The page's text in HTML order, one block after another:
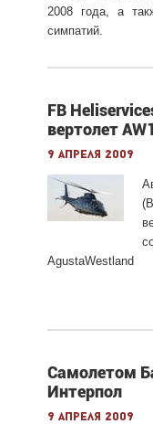
2008 года, а
симпатий.
FB
вертолет
9 апреля 2009
AgustaWestland
Самолетом
Интерпол
9 апреля 2009